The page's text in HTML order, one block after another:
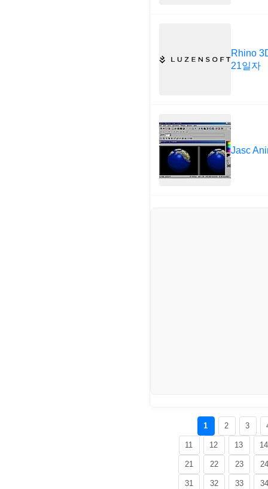
Rhino
21일자
Jasc
1 2 3
11 12 13 14
21 22 23 24
31 32 33 34